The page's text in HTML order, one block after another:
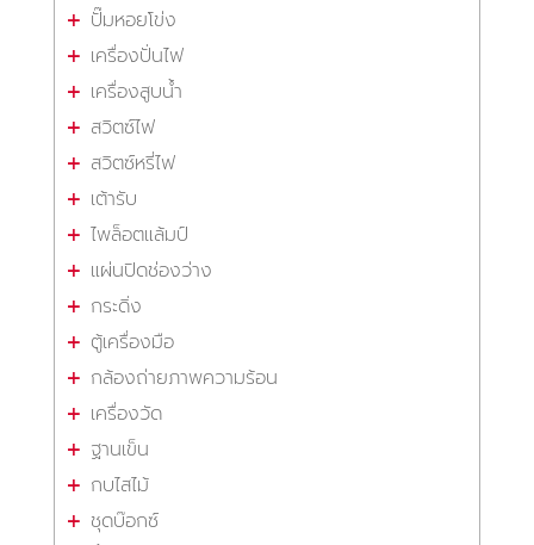
ปั๊มหอยโข่ง
เครื่องปั่นไฟ
เครื่องสูบน้ำ
สวิตซ์ไฟ
สวิตซ์หรี่ไฟ
เต้ารับ
ไพล็อตแล้มป์
แผ่นปิดช่องว่าง
กระดิ่ง
ตู้เครื่องมือ
กล้องถ่ายภาพความร้อน
เครื่องวัด
ฐานเข็น
กบไสไม้
ชุดบ๊อกซ์